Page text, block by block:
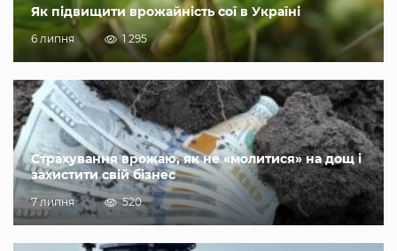
Як підвищити врожайність сої в Україні
6 липня 1 295
Страхування врожаю, як не «молитися» на дощ і
захистити свій бізнес
7 липня 520